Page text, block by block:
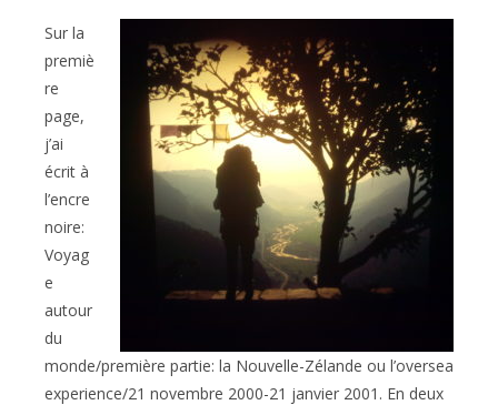
Sur la
premiè
re
page,
j’ai
écrit à
l’encre
noire:
Voyag
e
autour
du
monde/première partie: la Nouvelle-Zélande ou l’oversea
experience/21 novembre 2000-21 janvier 2001. En deux